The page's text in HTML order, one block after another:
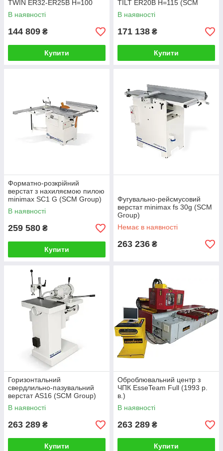
TWIN ER32-ER25B H=100
HIT1 (SCM Group, Італія)
В наявності
144 809 ₴
Купити
TILT ER20B H=115 (SCM
Group, Італія)
В наявності
171 138 ₴
Купити
Форматно-розкрійний
верстат з нахиляємою пилою
minimax SC1 G (SCM Group)
В наявності
259 580 ₴
Купити
Фугувально-рейсмусовий
верстат minimax fs 30g (SCM
Group)
Немає в наявності
263 236 ₴
Горизонтальний
свердлильно-пазувальний
верстат AS16 (SCM Group)
В наявності
263 289 ₴
Купити
Оброблювальний центр з
ЧПК EsseTeam Full (1993 р.
в.)
В наявності
263 289 ₴
Купити